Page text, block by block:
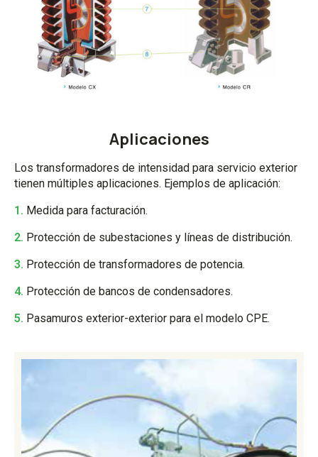
Aplicaciones
Los transformadores de intensidad para servicio exterior
tienen múltiples aplicaciones. Ejemplos de aplicación:
1. Medida para facturación.
2. Protección de subestaciones y líneas de distribución.
3. Protección de transformadores de potencia.
4. Protección de bancos de condensadores.
5. Pasamuros exterior-exterior para el modelo CPE.